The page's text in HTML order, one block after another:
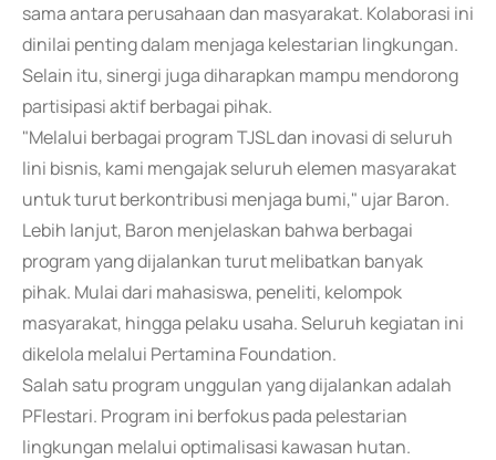
sama antara perusahaan dan masyarakat. Kolaborasi ini
dinilai penting dalam menjaga kelestarian lingkungan.
Selain itu, sinergi juga diharapkan mampu mendorong
partisipasi aktif berbagai pihak.
"Melalui berbagai program TJSL dan inovasi di seluruh
lini bisnis, kami mengajak seluruh elemen masyarakat
untuk turut berkontribusi menjaga bumi," ujar Baron.
Lebih lanjut, Baron menjelaskan bahwa berbagai
program yang dijalankan turut melibatkan banyak
pihak. Mulai dari mahasiswa, peneliti, kelompok
masyarakat, hingga pelaku usaha. Seluruh kegiatan ini
dikelola melalui Pertamina Foundation.
Salah satu program unggulan yang dijalankan adalah
PFlestari. Program ini berfokus pada pelestarian
lingkungan melalui optimalisasi kawasan hutan.